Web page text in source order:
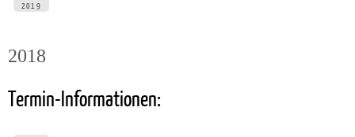
2019
2018
Termin-Informationen: